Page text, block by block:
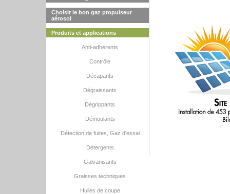
Choisir le bon gaz propulseur
aérosol
Produits et applications
Anti-adhérents
Contrôle
Décapants
Dégraissants
Dégrippants
Démoulants
Détection de fuites, Gaz d'essai
Détergents
Galvanisants
Graisses techniques
Huiles de coupe